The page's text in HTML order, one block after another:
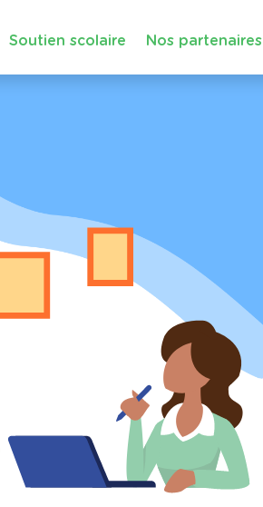
Soutien scolaire Nos partenaires